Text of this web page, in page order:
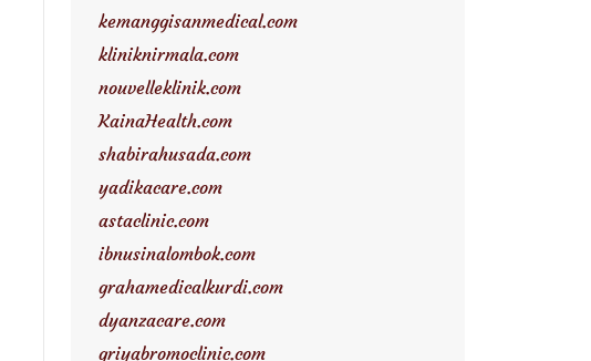
kemanggisanmedical.com
kliniknirmala.com
nouvelleklinik.com
KainaHealth.com
shabirahusada.com
yadikacare.com
astaclinic.com
ibnusinalombok.com
grahamedicalkurdi.com
dyanzacare.com
griyabromoclinic.com